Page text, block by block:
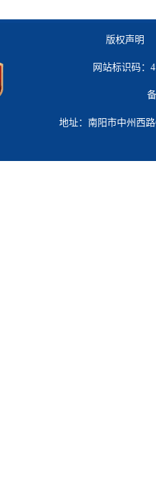
版权声明
网站标识码
地址：南阳市中州西